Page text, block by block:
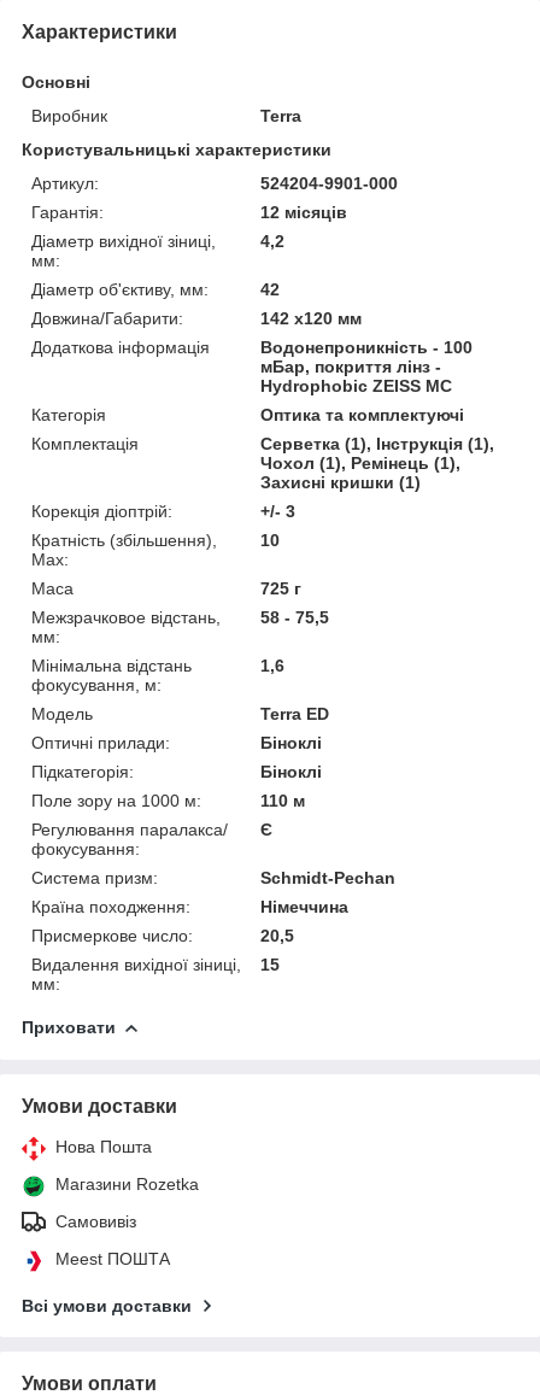
Характеристики
Основні
Виробник
Terra
Користувальницькі характеристики
Артикул:
524204-9901-000
Гарантія:
12 місяців
Діаметр вихідної зіниці,
мм:
4,2
Діаметр об'єктиву, мм:
42
Довжина/Габарити:
142 х120 мм
Додаткова інформація
Водонепроникність - 100
мБар, покриття лінз -
Hydrophobic ZEISS MC
Категорія
Оптика та комплектуючі
Комплектація
Серветка (1), Інструкція (1),
Чохол (1), Ремінець (1),
Захисні кришки (1)
Корекція діоптрій:
+/- 3
Кратність (збільшення),
Max:
10
Маса
725 г
Межзрачковое відстань,
мм:
58 - 75,5
Мінімальна відстань
фокусування, м:
1,6
Модель
Terra ED
Оптичні прилади:
Біноклі
Підкатегорія:
Біноклі
Поле зору на 1000 м:
110 м
Регулювання паралакса/
фокусування:
Є
Система призм:
Schmidt-Pechan
Країна походження:
Німеччина
Присмеркове число:
20,5
Видалення вихідної зіниці,
мм:
15
Приховати
Умови доставки
Нова Пошта
Магазини Rozetka
Самовивіз
Meest ПОШТА
Всі умови доставки
Умови оплати